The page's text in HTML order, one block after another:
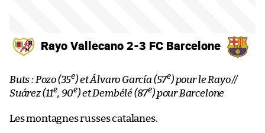
Rayo Vallecano 2-3 FC Barcelone
Buts : Pozo (35e) et Álvaro García (57e) pour le Rayo //
Suárez (11e, 90e) et Dembélé (87e) pour Barcelone
Les montagnes russes catalanes.